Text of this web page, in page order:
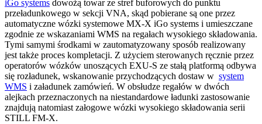
iGo systems dowożą towar ze stref buforowych do punktu
przeładunkowego w sekcji VNA, skąd pobierane są one przez
automatyczne wózki systemowe MX-X iGo systems i umieszczane
zgodnie ze wskazaniami WMS na regałach wysokiego składowania.
Tymi samymi środkami w zautomatyzowany sposób realizowany
jest także proces kompletacji. Z użyciem sterowanych ręcznie przez
operatorów wózków unoszących EXU-S ze stałą platformą odbywa
się rozładunek, wskanowanie przychodzących dostaw w system
WMS i załadunek zamówień. W obsłudze regałów w dwóch
alejkach przeznaczonych na niestandardowe ładunki zastosowanie
znajdują natomiast załogowe wózki wysokiego składowania serii
STILL FM-X.